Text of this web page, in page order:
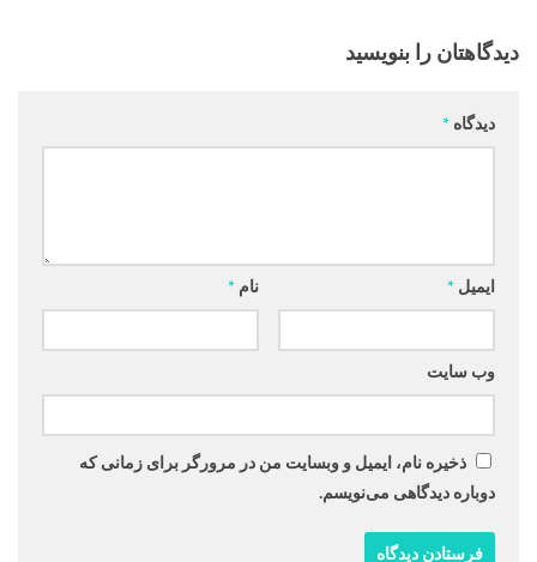
دیدگاهتان را بنویسید
دیدگاه *
نام * ایمیل *
وب‌ سایت
ذخیره نام، ایمیل و وبسایت من در مرورگر برای زمانی که
دوباره دیدگاهی می‌نویسم.